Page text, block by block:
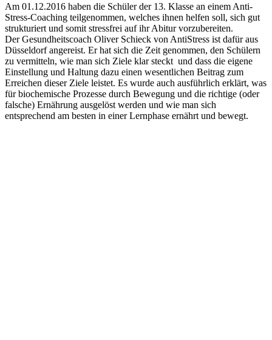
Am 01.12.2016 haben die Schüler der 13. Klasse an einem Anti-
Stress-Coaching teilgenommen, welches ihnen helfen soll, sich gut
strukturiert und somit stressfrei auf ihr Abitur vorzubereiten.
Der Gesundheitscoach Oliver Schieck von AntiStress ist dafür aus
Düsseldorf angereist. Er hat sich die Zeit genommen, den Schülern
zu vermitteln, wie man sich Ziele klar steckt und dass die eigene
Einstellung und Haltung dazu einen wesentlichen Beitrag zum
Erreichen dieser Ziele leistet. Es wurde auch ausführlich erklärt, was
für biochemische Prozesse durch Bewegung und die richtige (oder
falsche) Ernährung ausgelöst werden und wie man sich
entsprechend am besten in einer Lernphase ernährt und bewegt.